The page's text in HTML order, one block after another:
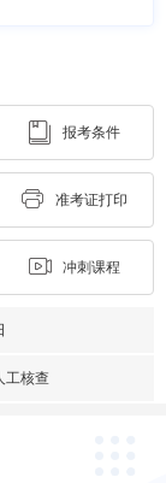
报考条件
准考证打印
冲刺课程
工核查